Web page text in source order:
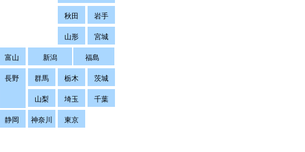
岩手
宮城
秋田
山形
福島
茨城
栃木
群馬
埼玉 千葉
東京
神奈川
山梨
長野
新潟
富山
静岡